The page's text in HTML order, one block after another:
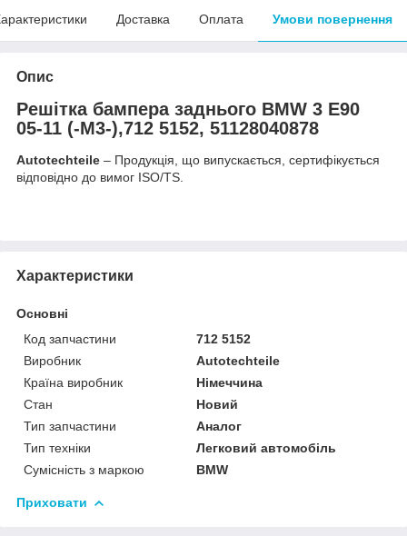
Доставка Оплата Умови повернення
Опис
Решітка бампера заднього BMW 3 E90
05-11 (-M3-),712 5152, 51128040878
Autotechteile – Продукція, що випускається, сертифікується
відповідно до вимог ISO/TS.
Характеристики
Основні
Код запчастини
712 5152
Виробник
Autotechteile
Країна виробник
Німеччина
Стан
Новий
Тип запчастини
Аналог
Тип техніки
Легковий автомобіль
Сумісність з маркою
BMW
Приховати